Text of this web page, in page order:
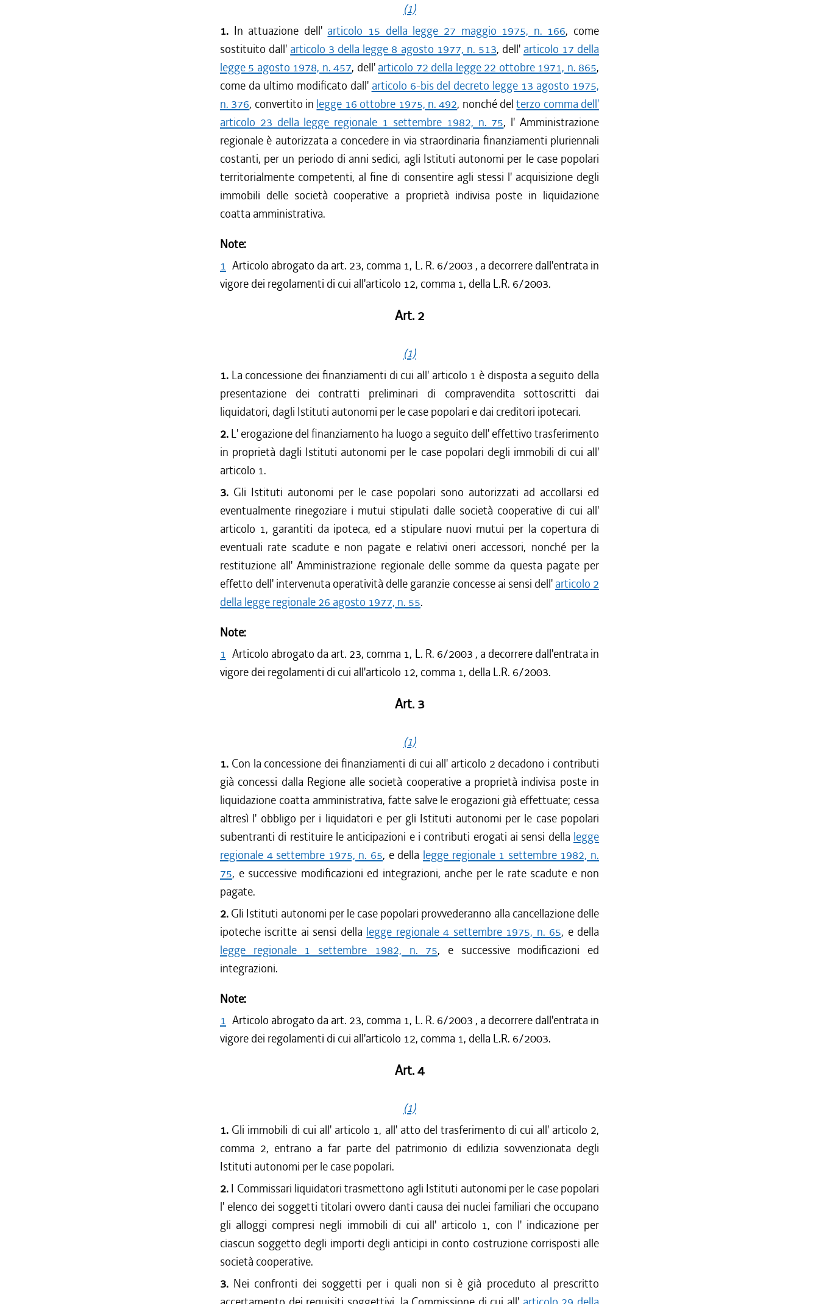
(1)
1. In attuazione dell' articolo 15 della legge 27 maggio 1975, n. 166, come
sostituito dall' articolo 3 della legge 8 agosto 1977, n. 513, dell' articolo 17 della
legge 5 agosto 1978, n. 457, dell' articolo 72 della legge 22 ottobre 1971, n. 865,
come da ultimo modificato dall' articolo 6-bis del decreto legge 13 agosto 1975,
n. 376, convertito in legge 16 ottobre 1975, n. 492, nonché delterzo comma dell'
articolo 23 della legge regionale 1 settembre 1982, n. 75, l' Amministrazione
regionale è autorizzata a concedere in via straordinaria finanziamenti pluriennali
costanti, per un periodo di anni sedici, agli Istituti autonomi per le case popolari
territorialmente competenti, al fine di consentire agli stessi l' acquisizione degli
immobili delle società cooperative a proprietà indivisa poste in liquidazione
coatta amministrativa.
Note:
1 Articolo abrogato da art. 23, comma 1, L. R. 6/2003 , a decorrere dall'entrata in
vigore dei regolamenti di cui all'articolo 12, comma 1, della L.R. 6/2003.
Art. 2
(1)
1. La concessione dei finanziamenti di cui all' articolo 1 è disposta a seguito della
presentazione dei contratti preliminari di compravendita sottoscritti dai
liquidatori, dagli Istituti autonomi per le case popolari e dai creditori ipotecari.
2. L' erogazione del finanziamento ha luogo a seguito dell' effettivo trasferimento
in proprietà dagli Istituti autonomi per le case popolari degli immobili di cui all'
articolo 1.
3. Gli Istituti autonomi per le case popolari sono autorizzati ad accollarsi ed
eventualmente rinegoziare i mutui stipulati dalle società cooperative di cui all'
articolo 1, garantiti da ipoteca, ed a stipulare nuovi mutui per la copertura di
eventuali rate scadute e non pagate e relativi oneri accessori, nonché per la
restituzione all' Amministrazione regionale delle somme da questa pagate per
effetto dell' intervenuta operatività delle garanzie concesse ai sensi dell' articolo 2
della legge regionale 26 agosto 1977, n. 55.
Note:
1 Articolo abrogato da art. 23, comma 1, L. R. 6/2003 , a decorrere dall'entrata in
vigore dei regolamenti di cui all'articolo 12, comma 1, della L.R. 6/2003.
Art. 3
(1)
1. Con la concessione dei finanziamenti di cui all' articolo 2 decadono i contributi
già concessi dalla Regione alle società cooperative a proprietà indivisa poste in
liquidazione coatta amministrativa, fatte salve le erogazioni già effettuate; cessa
altresì l' obbligo per i liquidatori e per gli Istituti autonomi per le case popolari
subentranti di restituire le anticipazioni e i contributi erogati ai sensi della legge
regionale 4 settembre 1975, n. 65, e della legge regionale 1 settembre 1982, n.
75, e successive modificazioni ed integrazioni, anche per le rate scadute e non
pagate.
2. Gli Istituti autonomi per le case popolari provvederanno alla cancellazione delle
ipoteche iscritte ai sensi della legge regionale 4 settembre 1975, n. 65, e della
legge regionale 1 settembre 1982, n. 75, e successive modificazioni ed
integrazioni.
Note:
1 Articolo abrogato da art. 23, comma 1, L. R. 6/2003 , a decorrere dall'entrata in
vigore dei regolamenti di cui all'articolo 12, comma 1, della L.R. 6/2003.
Art. 4
(1)
1. Gli immobili di cui all' articolo 1, all' atto del trasferimento di cui all' articolo 2,
comma 2, entrano a far parte del patrimonio di edilizia sovvenzionata degli
Istituti autonomi per le case popolari.
2. I Commissari liquidatori trasmettono agli Istituti autonomi per le case popolari
l' elenco dei soggetti titolari ovvero danti causa dei nuclei familiari che occupano
gli alloggi compresi negli immobili di cui all' articolo 1, con l' indicazione per
ciascun soggetto degli importi degli anticipi in conto costruzione corrisposti alle
società cooperative.
3. Nei confronti dei soggetti per i quali non si è già proceduto al prescritto